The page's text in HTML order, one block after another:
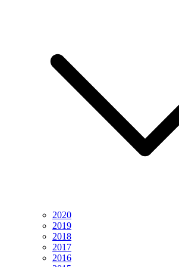
2020
2019
2018
2017
2016